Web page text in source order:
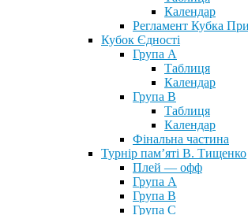
Календар
Регламент Кубка
Кубок Єдності
Група А
Таблиця
Календар
Група В
Таблиця
Календар
Фінальна частина
Турнір пам’яті В. Тищенко
Плей — офф
Група А
Група B
Група С